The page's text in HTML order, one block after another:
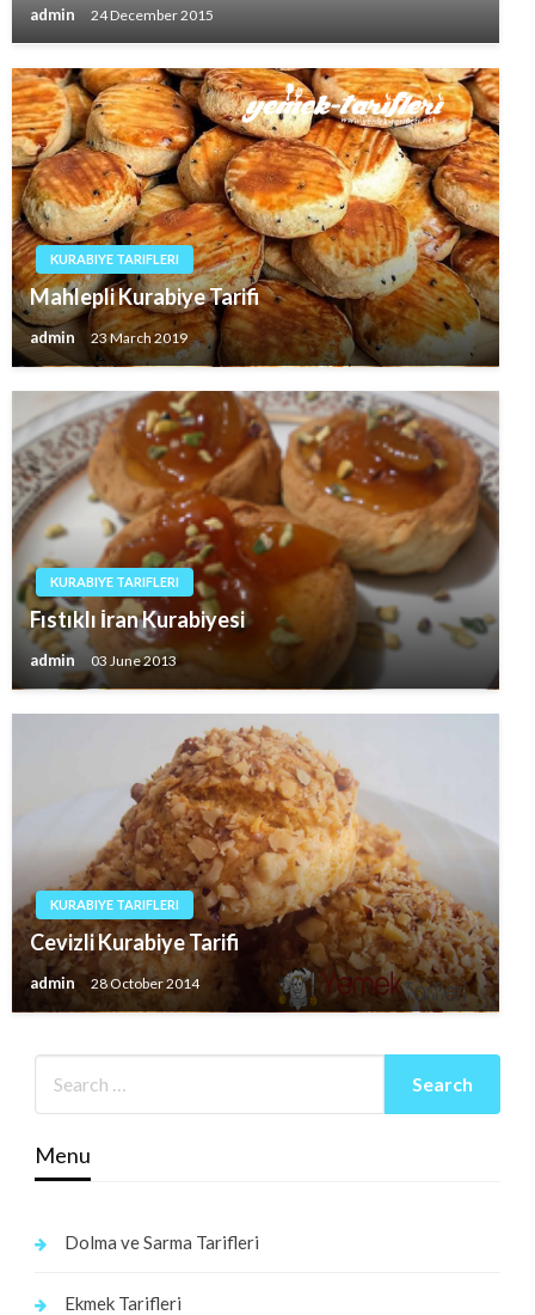
admin 24 December 2015
KURABIYE TARIFLERI
Mahlepli Kurabiye Tarifi
admin 23 March 2019
KURABIYE TARIFLERI
Fıstıklı İran Kurabiyesi
admin 03 June 2013
KURABIYE TARIFLERI
Cevizli Kurabiye Tarifi
admin 28 October 2014
Menu
Dolma ve Sarma Tarifleri
Ekmek Tarifleri